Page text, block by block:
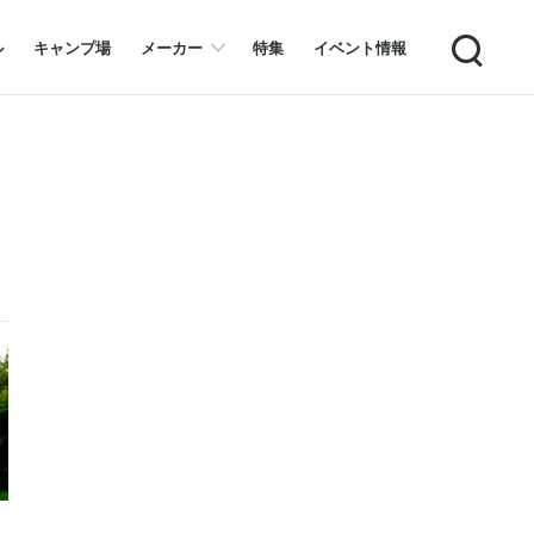
キャンプ場 メーカー 特集 イベント情報 Search